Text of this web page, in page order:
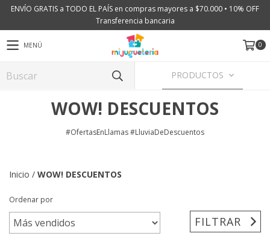
ENVÍO GRATIS a TODO EL PAÍS en compras mayores a $70.000 • 10% OFF
Transferencia bancaria
MENÚ 0
PRODUCTOS
WOW! DESCUENTOS
#OfertasEnLlamas #LluviaDeDescuentos
Inicio / WOW! DESCUENTOS
Ordenar por
FILTRAR